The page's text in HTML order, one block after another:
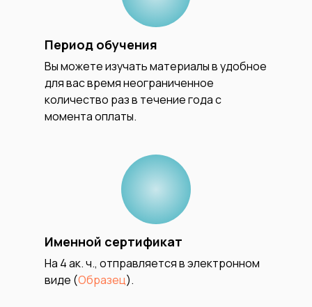
Период обучения
Вы можете изучать материалы в удобное
для вас время неограниченное
количество раз в течение года с
момента оплаты.
Именной сертификат
На 4 ак. ч., отправляется в электронном
виде (Образец).